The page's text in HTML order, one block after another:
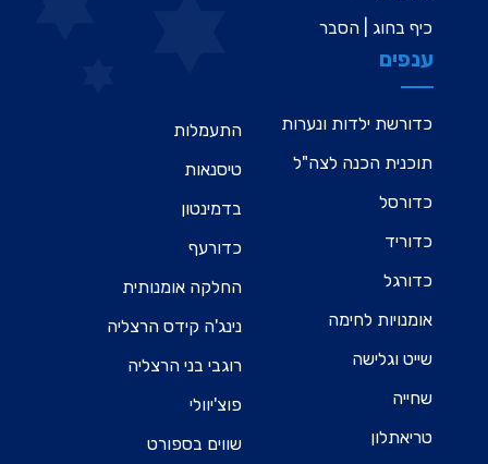
כיף בחוג | הסבר
ענפים
כדורשת ילדות ונערות
תוכנית הכנה לצה"ל
כדורסל
כדוריד
כדורגל
אומנויות לחימה
שייט וגלישה
שחייה
טריאתלון
התעמלות
טיסנאות
בדמינטון
כדורעף
החלקה אומנותית
נינג'ה קידס הרצליה
רוגבי בני הרצליה
פוצ'יוולי
שווים בספורט